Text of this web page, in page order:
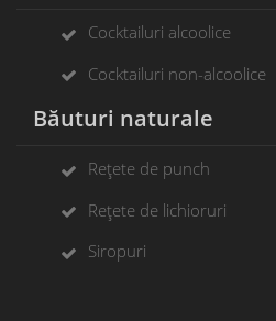
Cocktailuri alcoolice
Cocktailuri non-alcoolice
Băuturi naturale
Rețete de punch
Rețete de lichioruri
Siropuri